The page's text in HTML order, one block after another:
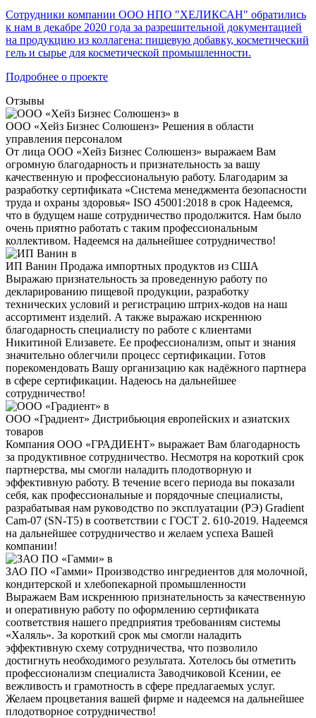
Сотрудники компании ООО НПО "ХЕЛИКСАН" обратились
к нам в декабре 2020 года за разрешительной документацией
на продукцию из коллагена: пищевую добавку, косметический
гель и сырье для косметической промышленности.
Подробнее о проекте
Отзывы
ООО «Хейз Бизнес Солюшенз» Решения в области
управления персоналом
От лица ООО «Хейз Бизнес Солюшенз» выражаем Вам
огромную благодарность и признательность за вашу
качественную и профессиональную работу. Благодарим за
разработку сертификата «Система менеджмента безопасности
труда и охраны здоровья» ISO 45001:2018 в срок Надеемся,
что в будущем наше сотрудничество продолжится. Нам было
очень приятно работать с таким профессиональным
коллективом. Надеемся на дальнейшее сотрудничество!
ИП Ванин Продажа импортных продуктов из США
Выражаю признательность за проведенную работу по
декларированию пищевой продукции, разработку
технических условий и регистрацию штрих-кодов на наш
ассортимент изделий. А также выражаю искреннюю
благодарность специалисту по работе с клиентами
Никитиной Елизавете. Ее профессионализм, опыт и знания
значительно облегчили процесс сертификации. Готов
порекомендовать Вашу организацию как надёжного партнера
в сфере сертификации. Надеюсь на дальнейшее
сотрудничество!
ООО «Градиент» Дистрибьюция европейских и азиатских
товаров
Компания ООО «ГРАДИЕНТ» выражает Вам благодарность
за продуктивное сотрудничество. Несмотря на короткий срок
партнерства, мы смогли наладить плодотворную и
эффективную работу. В течение всего периода вы показали
себя, как профессиональные и порядочные специалисты,
разрабатывая нам руководство по эксплуатации (РЭ) Gradient
Cam-07 (SN-T5) в соответствии с ГОСТ 2. 610-2019. Надеемся
на дальнейшее сотрудничество и желаем успеха Вашей
компании!
ЗАО ПО «Гамми» Производство ингредиентов для молочной,
кондитерской и хлебопекарной промышленности
Выражаем Вам искреннюю признательность за качественную
и оперативную работу по оформлению сертификата
соответствия нашего предприятия требованиям системы
«Халяль». За короткий срок мы смогли наладить
эффективную схему сотрудничества, что позволило
достигнуть необходимого результата. Хотелось бы отметить
профессионализм специалиста Заводчиковой Ксении, ее
вежливость и грамотность в сфере предлагаемых услуг.
Желаем процветания вашей фирме и надеемся на дальнейшее
плодотворное сотрудничество!